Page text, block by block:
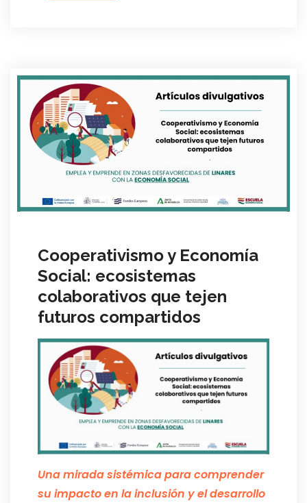
Cooperativismo y Economía
Social: ecosistemas
colaborativos que tejen
futuros compartidos
Una mirada sistémica para comprender
su impacto en la inclusión y el desarrollo